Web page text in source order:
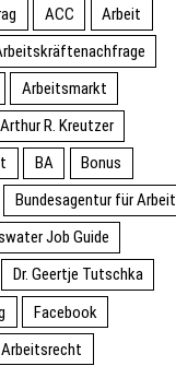
ACC
Arbeit
Arbeitsmarkt
Arthur R. Kreutzer
BA
Bonus
Bundesagentur für Arbeit
Job Guide
Dr. Geertje Tutschka
Facebook